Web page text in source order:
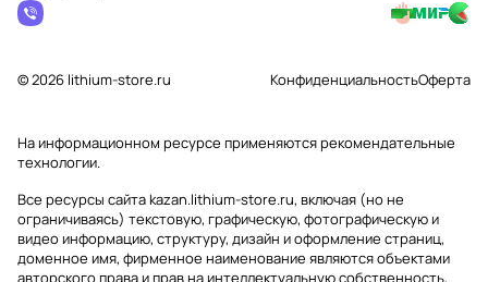
© 2026 lithium-store.ru КонфиденциальностьОферта
На информационном ресурсе применяютсярекомендательные
технологии.
Все ресурсы сайта kazan.lithium-store.ru, включая (но не
ограничиваясь) текстовую, графическую, фотографическую и
видео информацию, структуру, дизайн и оформление страниц,
доменное имя, фирменное наименование являются объектами
авторского права и прав на интеллектуальную собственность,